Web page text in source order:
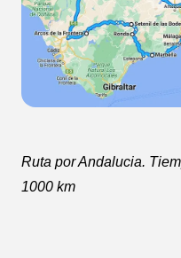
Ruta por Andalucia.
1000 km